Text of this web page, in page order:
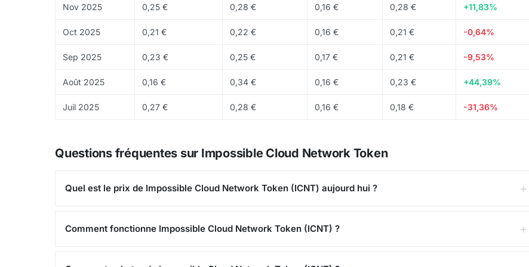
Risques
: Le projet doit prouver un usage concret et une vraie capture de valeur, sans quoi
la narration seule peut s essouffler vite. Ce contenu ne constitue pas un conseil en investissement.
Nov 2025 0,25 € 0,28 € 0,16 € 0,28 € +11,83%
Oct 2025 0,21 € 0,22 € 0,16 € 0,21 € -0,64%
Sep 2025 0,23 € 0,25 € 0,17 € 0,21 € -9,53%
Août 2025 0,16 € 0,34 € 0,16 € 0,23 € +44,39%
Juil 2025 0,27 € 0,28 € 0,16 € 0,18 € -31,36%
Questions fréquentes sur Impossible Cloud Network Token
Quel est le prix de Impossible Cloud Network Token (ICNT) aujourd hui ?
Comment fonctionne Impossible Cloud Network Token (ICNT) ?